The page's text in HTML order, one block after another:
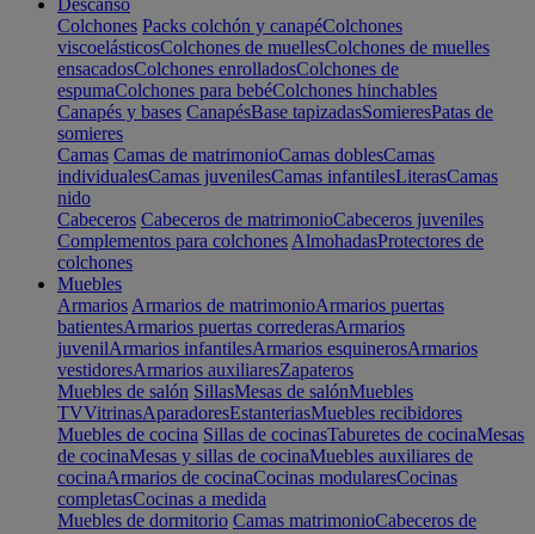
Descanso
Colchones Packs colchón y canapéColchones
viscoelásticosColchones de muellesColchones de muelles
ensacadosColchones enrolladosColchones de
espumaColchones para bebéColchones hinchables
Canapés y bases CanapésBase tapizadasSomieresPatas de
somieres
Camas Camas de matrimonioCamas doblesCamas
individualesCamas juvenilesCamas infantilesLiterasCamas
nido
Cabeceros Cabeceros de matrimonioCabeceros juveniles
Complementos para colchones AlmohadasProtectores de
colchones
Muebles
Armarios Armarios de matrimonioArmarios puertas
batientesArmarios puertas correderasArmarios
juvenilArmarios infantilesArmarios esquinerosArmarios
vestidoresArmarios auxiliaresZapateros
Muebles de salón SillasMesas de salónMuebles
TVVitrinasAparadoresEstanteriasMuebles recibidores
Muebles de cocina Sillas de cocinasTaburetes de cocinaMesas
de cocinaMesas y sillas de cocinaMuebles auxiliares de
cocinaArmarios de cocinaCocinas modularesCocinas
completasCocinas a medida
Muebles de dormitorio Camas matrimonioCabeceros de